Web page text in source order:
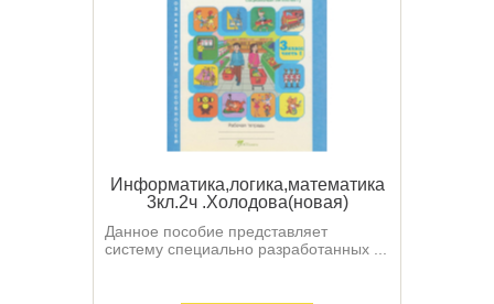
Информатика,логика,математика
3кл.2ч .Холодова(новая)
Данное пособие представляет
систему специально разработанных ...